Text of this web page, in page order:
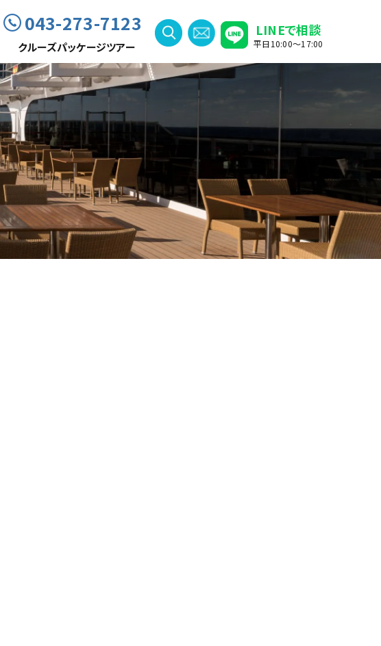
クルーズパッケージツアー
043-273-7123 LINEで相談
平日10:00〜17:00